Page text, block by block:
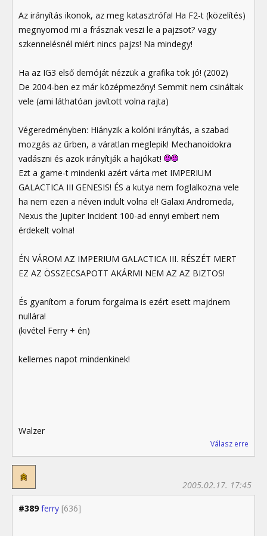
Az irányítás ikonok, az meg katasztrófa! Ha F2-t (közelítés)
megnyomod mi a frásznak veszi le a pajzsot? vagy
szkennelésnél miért nincs pajzs! Na mindegy!
Ha az IG3 első demóját nézzük a grafika tök jó! (2002)
De 2004-ben ez már középmezőny! Semmit nem csináltak
vele (ami láthatóan javított volna rajta)
Végeredményben: Hiányzik a kolóni irányítás, a szabad
mozgás az űrben, a váratlan meglepik! Mechanoidokra
vadászni és azok irányítják a hajókat!
Ezt a game-t mindenki azért várta met IMPERIUM
GALACTICA III GENESIS! ÉS a kutya nem foglalkozna vele
ha nem ezen a néven indult volna el! Galaxi Andromeda,
Nexus the Jupiter Incident 100-ad ennyi embert nem
érdekelt volna!
ÉN VÁROM AZ IMPERIUM GALACTICA III. RÉSZÉT MERT
EZ AZ ÖSSZECSAPOTT AKÁRMI NEM AZ AZ BIZTOS!
És gyanítom a forum forgalma is ezért esett majdnem
nullára!
(kivétel Ferry + én)
kellemes napot mindenkinek!
Walzer
Válasz erre
#389 ferry [636]
2005.02.17. 17:45